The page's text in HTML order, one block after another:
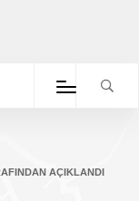
AÇIKLANDI